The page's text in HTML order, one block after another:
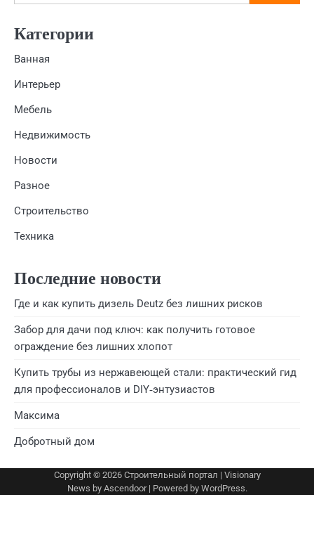
Категории
Ванная
Интерьер
Мебель
Недвижимость
Новости
Разное
Строительство
Техника
Последние новости
Где и как купить дизель Deutz без лишних рисков
Забор для дачи под ключ: как получить готовое
ограждение без лишних хлопот
Купить трубы из нержавеющей стали: практический гид
для профессионалов и DIY‑энтузиастов
Максима
Добротный дом
Copyright © 2026 Строительный портал | Visionary
News by Ascendoor| Powered by WordPress.